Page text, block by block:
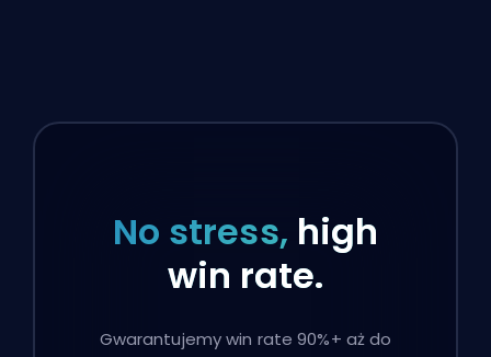
No stress, high
win rate.
Gwarantujemy win rate 90%+ aż do